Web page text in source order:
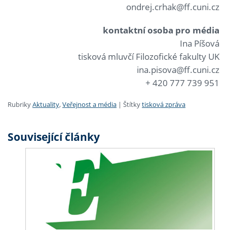
ondrej.crhak@ff.cuni.cz
kontaktní osoba pro média
Ina Píšová
tisková mluvčí Filozofické fakulty UK
ina.pisova@ff.cuni.cz
+ 420 777 739 951
RubrikyAktuality,Veřejnost a média | Štítkytisková zpráva
Související články